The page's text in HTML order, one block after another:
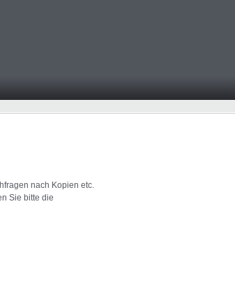
nach Kopien etc.
Sie bitte die